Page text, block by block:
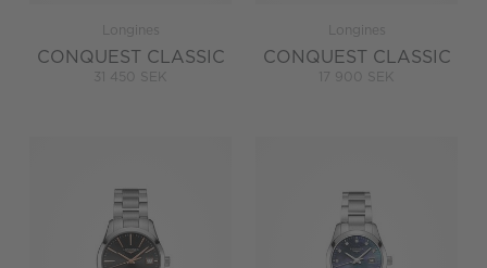
Longines
CONQUEST CLASSIC
31 450 SEK
Longines
CONQUEST CLASSIC
17 900 SEK